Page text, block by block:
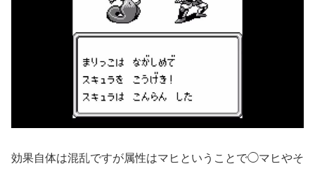
効果自体は混乱ですが属性はマヒということで◯マヒやそ